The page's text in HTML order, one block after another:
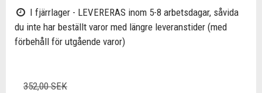
I fjärrlager - LEVERERAS inom 5-8 arbetsdagar, såvida
du inte har beställt varor med längre leveranstider (med
förbehåll för utgående varor)
352,00 SEK